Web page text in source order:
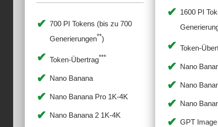
700 PI Tokens (bis zu 700
Generierungen**)
Token-Übertrag***
Nano Banana
Nano Banana Pro 1K-4K
Nano Banana 2 1K-4K
1600 PI
Token-
Nano
Nano
Nano
GPT